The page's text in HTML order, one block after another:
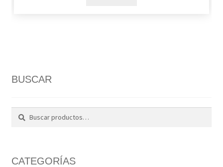
BUSCAR
Buscar
Buscar
CATEGORÍAS